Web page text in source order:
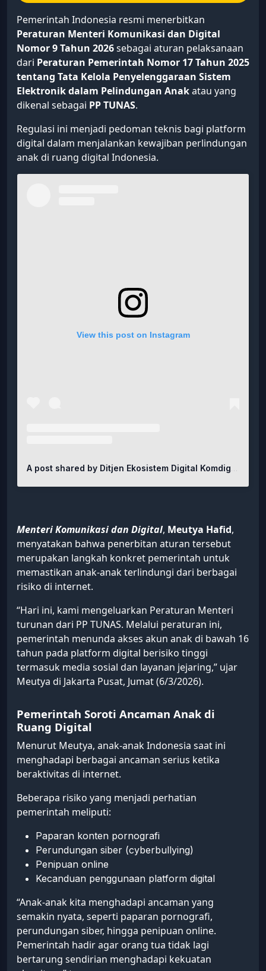
Pemerintah Indonesia resmi menerbitkan
Peraturan Menteri Komunikasi dan Digital
Nomor 9 Tahun 2026sebagai aturan pelaksanaan
dari Peraturan Pemerintah Nomor 17 Tahun 2025
tentang Tata Kelola Penyelenggaraan Sistem
Elektronik dalam Pelindungan Anakatau yang
dikenal sebagai PP TUNAS.
Regulasi ini menjadi pedoman teknis bagi platform
digital dalam menjalankan kewajiban perlindungan
anak di ruang digital Indonesia.
View this post on Instagram
Menteri Komunikasi dan Digital, Meutya Hafid,
menyatakan bahwa penerbitan aturan tersebut
merupakan langkah konkret pemerintah untuk
memastikan anak-anak terlindungi dari berbagai
risiko di internet.
“Hari ini, kami mengeluarkan Peraturan Menteri
turunan dari PP TUNAS. Melalui peraturan ini,
pemerintah menunda akses akun anak di bawah 16
tahun pada platform digital berisiko tinggi
termasuk media sosial dan layanan jejaring,” ujar
Meutya di Jakarta Pusat, Jumat (6/3/2026).
Pemerintah Soroti Ancaman Anak di
Ruang Digital
Menurut Meutya, anak-anak Indonesia saat ini
menghadapi berbagai ancaman serius ketika
beraktivitas di internet.
Beberapa risiko yang menjadi perhatian
pemerintah meliputi:
Paparan konten pornografi
Perundungan siber (cyberbullying)
Penipuan online
Kecanduan penggunaan platform digital
“Anak-anak kita menghadapi ancaman yang
semakin nyata, seperti paparan pornografi,
perundungan siber, hingga penipuan online.
Pemerintah hadir agar orang tua tidak lagi
bertarung sendirian menghadapi kekuatan